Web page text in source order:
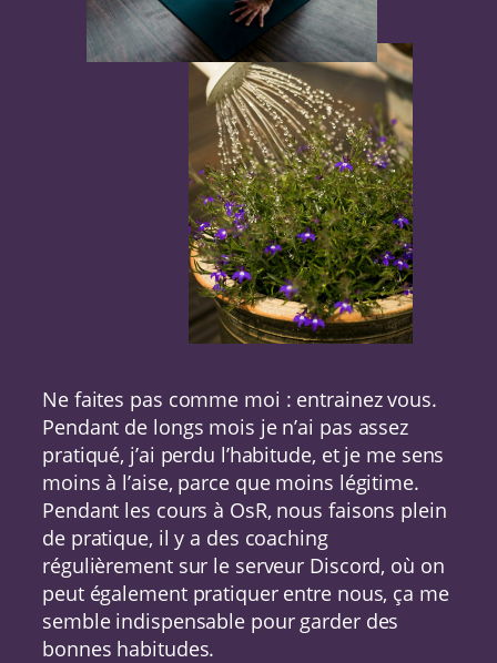
Ne faites pas comme moi : entrainez vous.
Pendant de longs mois je n’ai pas assez
pratiqué, j’ai perdu l’habitude, et je me sens
moins à l’aise, parce que moins légitime.
Pendant les cours à OsR, nous faisons plein
de pratique, il y a des coaching
régulièrement sur le serveur Discord, où on
peut également pratiquer entre nous, ça me
semble indispensable pour garder des
bonnes habitudes.